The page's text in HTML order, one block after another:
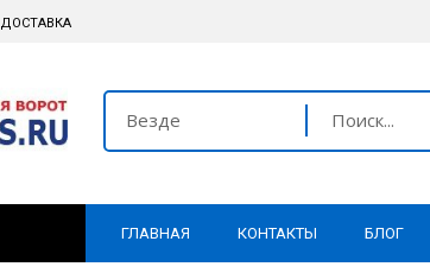
ДОСТАВКА
Везде
ГЛАВНАЯ КОНТАКТЫ БЛОГ